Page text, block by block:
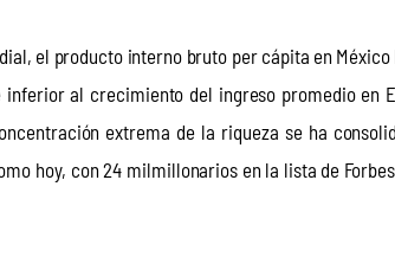
el producto interno bruto per cápita en
al crecimiento del ingreso promedio en
extrema de la riqueza se ha
hoy, con 24 milmillonarios en la lista de